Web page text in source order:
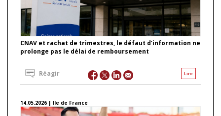
CNAV et rachat de trimestres, le défaut d’information ne
prolonge pas le délai de remboursement
Lire
Réagir
14.05.2026 | Ile de France